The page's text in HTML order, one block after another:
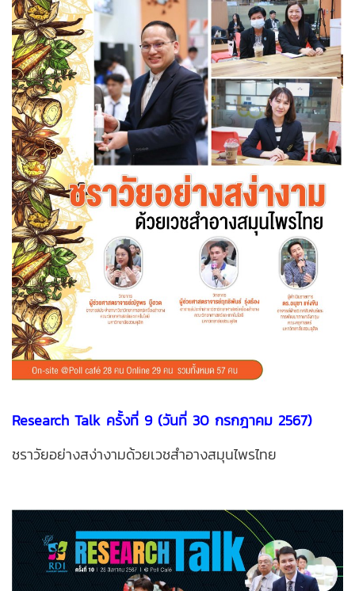
Research Talk ครั้งที่ 9 (วันที่ 30 กรกฎาคม 2567)
ชราวัยอย่างสง่างามด้วยเวชสำอางสมุนไพรไทย